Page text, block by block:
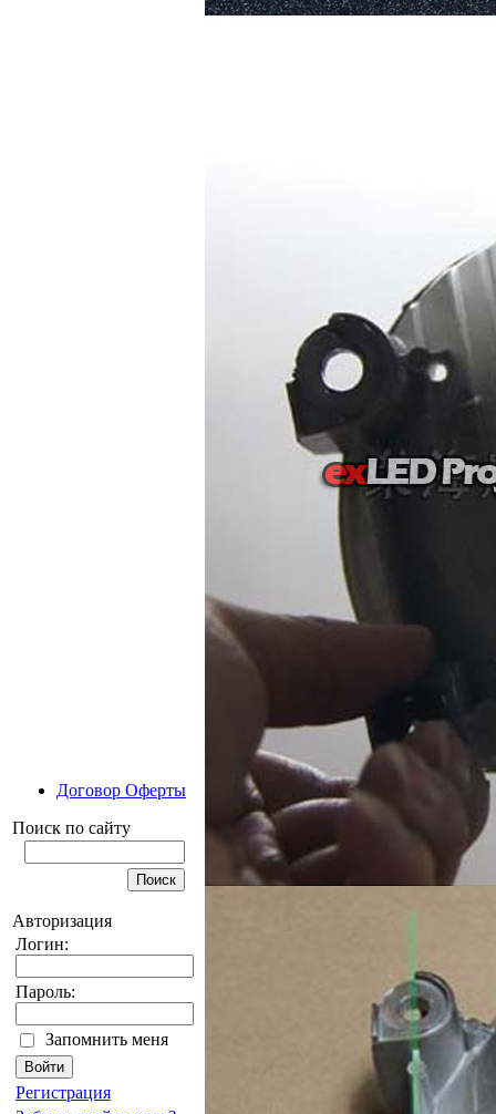
Договор Оферты
Поиск по сайту
Авторизация
Логин:
Пароль:
Запомнить меня
Регистрация